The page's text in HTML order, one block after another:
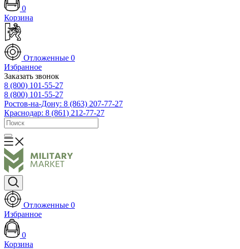
0
Корзина
Отложенные 0
Избранное
Заказать звонок
8 (800) 101-55-27
8 (800) 101-55-27
Ростов-на-Дону: 8 (863) 207-77-27
Краснодар: 8 (861) 212-77-27
Отложенные 0
Избранное
0
Корзина